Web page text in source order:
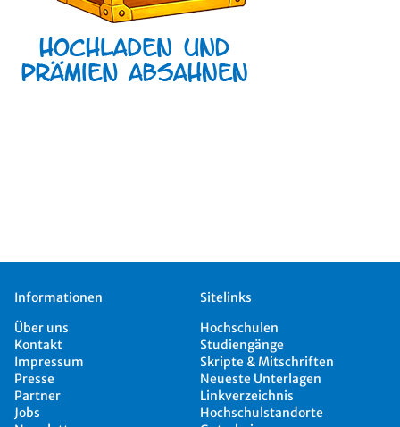
Informationen
Über uns
Kontakt
Impressum
Presse
Partner
Jobs
Sitelinks
Hochschulen
Studiengänge
Skripte & Mitschriften
Neueste Unterlagen
Linkverzeichnis
Hochschulstandorte